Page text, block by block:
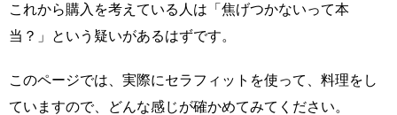
これから購入を考えている人は「焦げつかないって本
当？」という疑いがあるはずです。
このページでは、実際にセラフィットを使って、料理をし
ていますので、どんな感じが確かめてみてください。